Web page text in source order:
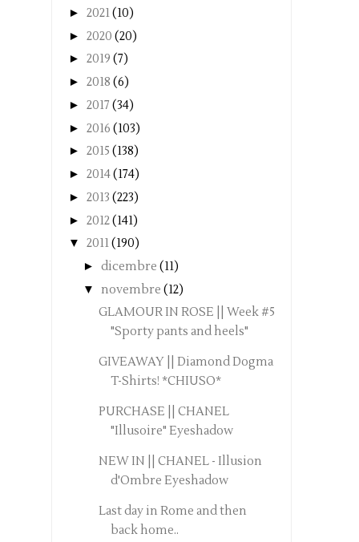
► 2021(10)
► 2020 (20)
► 2019 (7)
► 2018 (6)
► 2017 (34)
► 2016 (103)
► 2015 (138)
► 2014(174)
► 2013 (223)
► 2012(141)
▼ 2011(190)
► dicembre (11)
▼ novembre (12)
GLAMOUR IN ROSE || Week #5
"Sporty pants and heels"
GIVEAWAY || Diamond Dogma
T-Shirts! *CHIUSO*
PURCHASE || CHANEL
"Illusoire" Eyeshadow
NEW IN || CHANEL - Illusion
d'Ombre Eyeshadow
Last day in Rome and then
back home..